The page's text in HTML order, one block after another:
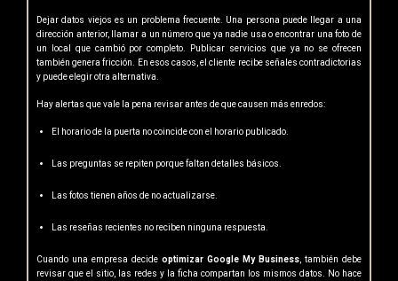
Dejar datos viejos es un problema frecuente. Una persona puede llegar a una
dirección anterior, llamar a un número que ya nadie usa o encontrar una foto de
un local que cambió por completo. Publicar servicios que ya no se ofrecen
también genera fricción. En esos casos, el cliente recibe señales contradictorias
y puede elegir otra alternativa.
Hay alertas que vale la pena revisar antes de que causen más enredos:
El horario de la puerta no coincide con el horario publicado.
Las preguntas se repiten porque faltan detalles básicos.
Las fotos tienen años de no actualizarse.
Las reseñas recientes no reciben ninguna respuesta.
Cuando una empresa decide optimizar Google My Business , también debe
revisar que el sitio, las redes y la ficha compartan los mismos datos. No hace